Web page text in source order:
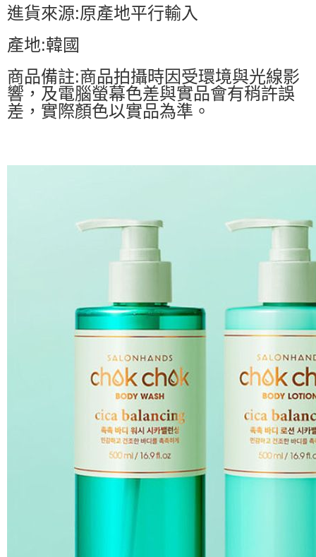
進貨來源:原產地平行輸入
產地:韓國
商品備註:商品拍攝時因受環境與光線影
響，及電腦螢幕色差與實品會有稍許誤
差，實際顏色以實品為準。